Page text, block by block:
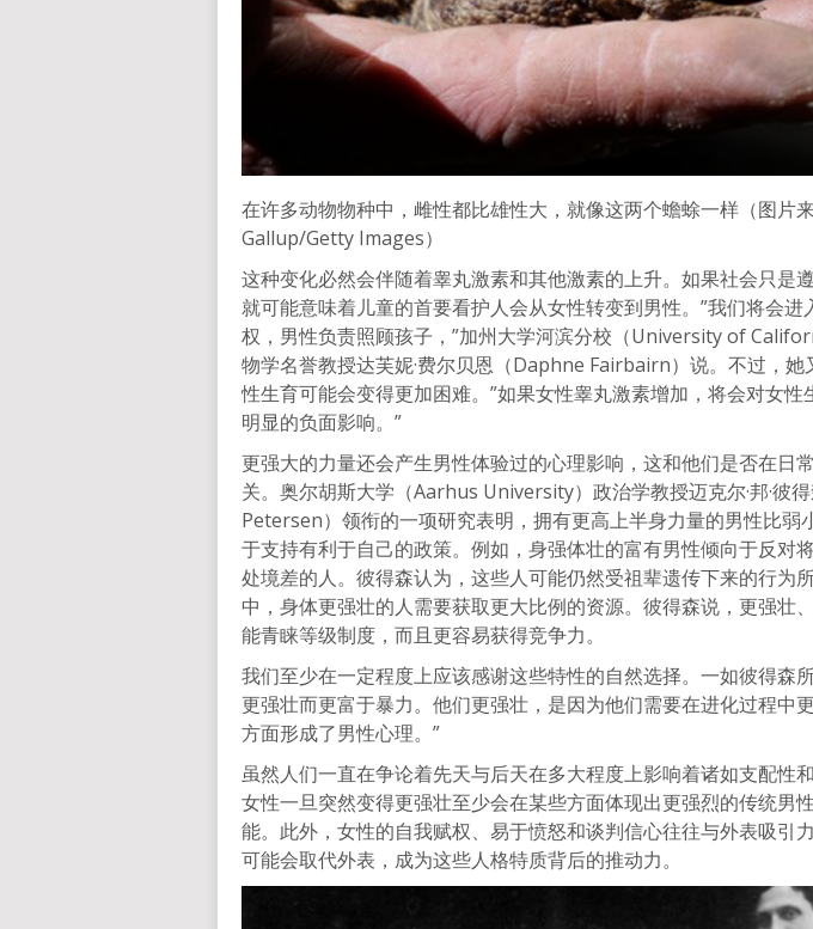
在许多动物物种中，雌性都比雄性大，就像这两个蟾蜍一样（图片
Gallup/Getty Images）
这种变化必然会伴随着睾丸激素和其他激素的上升。如果社会只是
就可能意味着儿童的首要看护人会从女性转变到男性。”我们将会进
权，男性负责照顾孩子，”加州大学河滨分校（University of
物学名誉教授达芙妮·费尔贝恩（Daphne Fairbairn）说。不过，她
性生育可能会变得更加困难。”如果女性睾丸激素增加，将会对女性
明显的负面影响。”
更强大的力量还会产生男性体验过的心理影响，这和他们是否在日
关。奥尔胡斯大学（Aarhus University）政治学教授迈克尔·邦·彼
Petersen）领衔的一项研究表明，拥有更高上半身力量的男性比弱
于支持有利于自己的政策。例如，身强体壮的富有男性倾向于反对
处境差的人。彼得森认为，这些人可能仍然受祖辈遗传下来的行为
中，身体更强壮的人需要获取更大比例的资源。彼得森说，更强壮
能青睐等级制度，而且更容易获得竞争力。
我们至少在一定程度上应该感谢这些特性的自然选择。一如彼得森
更强壮而更富于暴力。他们更强壮，是因为他们需要在进化过程中
方面形成了男性心理。”
虽然人们一直在争论着先天与后天在多大程度上影响着诸如支配性
女性一旦突然变得更强壮至少会在某些方面体现出更强烈的传统男
能。此外，女性的自我赋权、易于愤怒和谈判信心往往与外表吸引
可能会取代外表，成为这些人格特质背后的推动力。